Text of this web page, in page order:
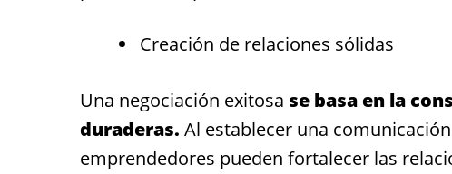
Creación de relaciones sólidas
Una negociación exitosa se basa en la
duraderas. Al establecer una
emprendedores pueden fortalecer las